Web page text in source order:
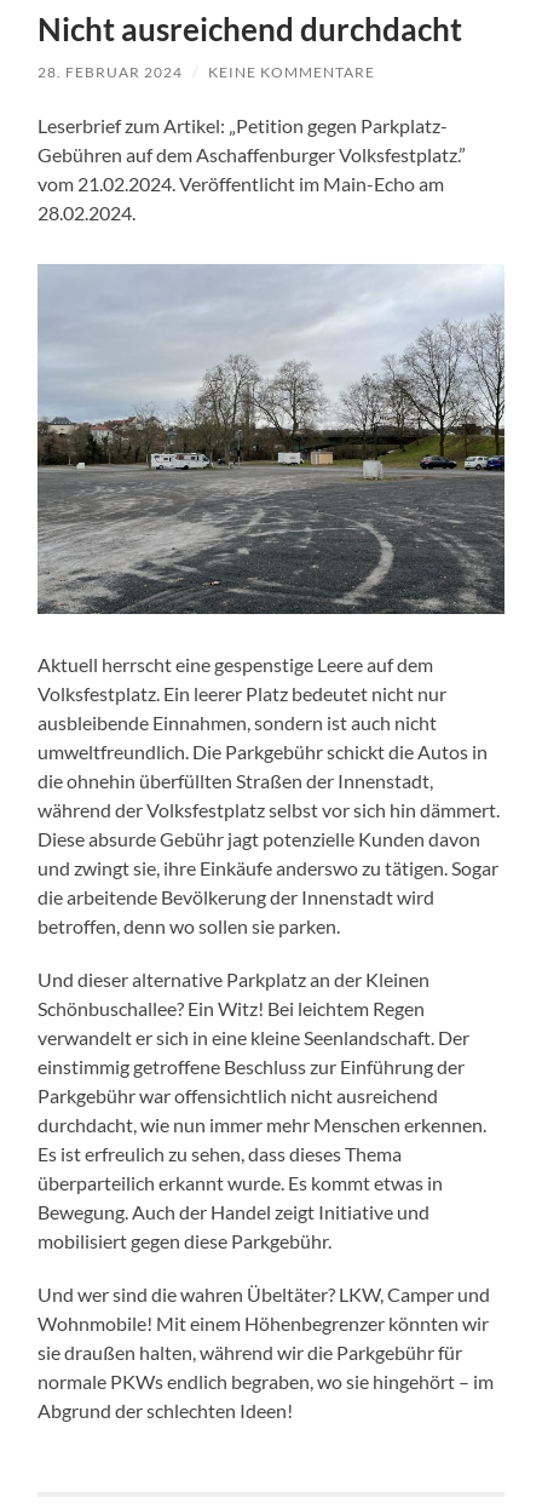
Nicht ausreichend durchdacht
28. FEBRUAR 2024 / KEINE KOMMENTARE
Leserbrief zum Artikel: „Petition gegen Parkplatz-
Gebühren auf dem Aschaf­fen­bur­ger Volksfestplatz.”
vom 21.02.2024. Veröffentlicht im Main-Echo am
28.02.2024.
Aktuell herrscht eine gespenstige Leere auf dem
Volksfestplatz. Ein leerer Platz bedeutet nicht nur
ausbleibende Einnahmen, sondern ist auch nicht
umweltfreundlich. Die Parkgebühr schickt die Autos in
die ohnehin überfüllten Straßen der Innenstadt,
während der Volksfestplatz selbst vor sich hin dämmert.
Diese absurde Gebühr jagt potenzielle Kunden davon
und zwingt sie, ihre Einkäufe anderswo zu tätigen. Sogar
die arbeitende Bevölkerung der Innenstadt wird
betroffen, denn wo sollen sie parken.
Und dieser alternative Parkplatz an der Kleinen
Schönbuschallee? Ein Witz! Bei leichtem Regen
verwandelt er sich in eine kleine Seenlandschaft. Der
einstimmig getroffene Beschluss zur Einführung der
Parkgebühr war offensichtlich nicht ausreichend
durchdacht, wie nun immer mehr Menschen erkennen.
Es ist erfreulich zu sehen, dass dieses Thema
überparteilich erkannt wurde. Es kommt etwas in
Bewegung. Auch der Handel zeigt Initiative und
mobilisiert gegen diese Parkgebühr.
Und wer sind die wahren Übeltäter? LKW, Camper und
Wohnmobile! Mit einem Höhenbegrenzer könnten wir
sie draußen halten, während wir die Parkgebühr für
normale PKWs endlich begraben, wo sie hingehört – im
Abgrund der schlechten Ideen!